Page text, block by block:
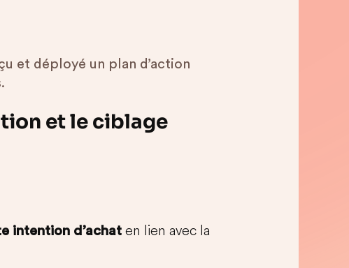
et déployé un plan d’action
et le ciblage
intention d’achat en lien avec la